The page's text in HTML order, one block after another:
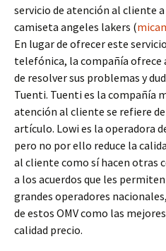
servicio de atención al cliente
camiseta angeles lakers (
En lugar de ofrecer este
telefónica, la compañía ofrece
de resolver sus problemas y
Tuenti. Tuenti es la compañía
atención al cliente se refiere
artículo. Lowi es la operadora
pero no por ello reduce la
al cliente como sí hacen otras
a los acuerdos que les
grandes operadores
de estos OMV como las
calidad precio.